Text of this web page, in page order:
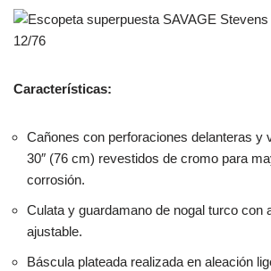
Características:
Cañones con perforaciones delanteras y
30″ (76 cm) revestidos de cromo para
corrosión.
Culata y guardamano de nogal turco con
ajustable.
Báscula plateada realizada en aleación